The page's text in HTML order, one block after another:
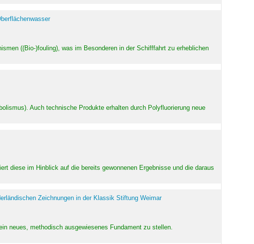
((Bio-)fouling), was im Besonderen in der Schifffahrt zu erheblichen
Auch technische Produkte erhalten durch Polyfluorierung neue
diese im Hinblick auf die bereits gewonnenen Ergebnisse und die daraus
Zeichnungen in der Klassik Stiftung Weimar
neues, methodisch ausgewiesenes Fundament zu stellen.